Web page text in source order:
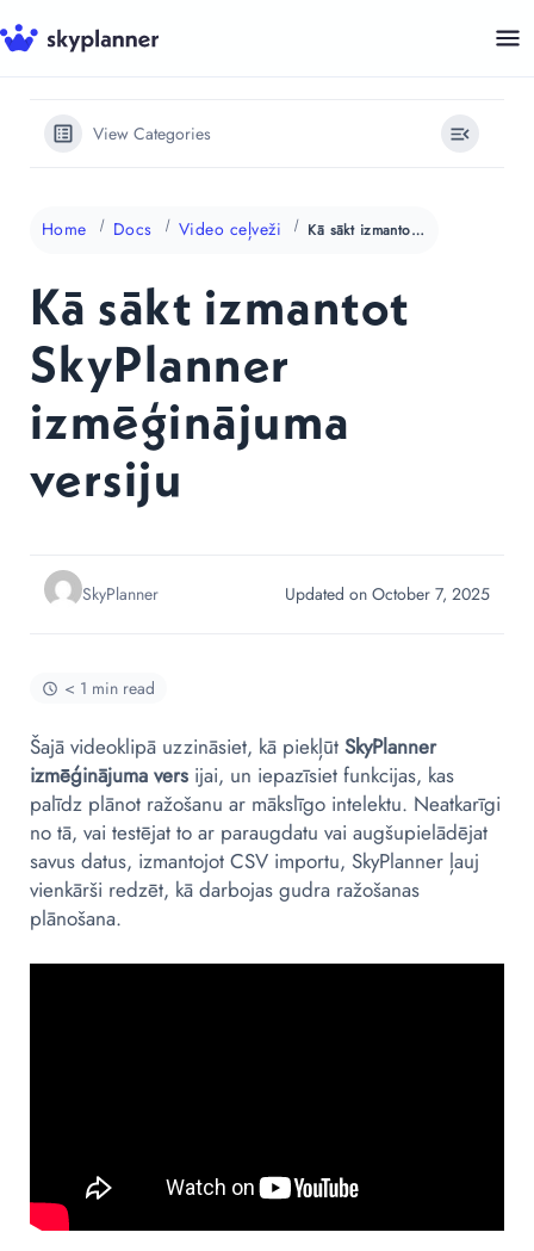
Skip
to
View Categories
Home Docs Video ceļveži Kā sākt izmantot SkyPlanner izmēģinājuma versiju
Kā sākt izmantot
SkyPlanner
izmēģinājuma
versiju
SkyPlanner Updated on October 7, 2025
< 1 min read
Šajā videoklipā uzzināsiet, kā piekļūt SkyPlanner
izmēģinājuma vers ijai, un iepazīsiet funkcijas, kas
palīdz plānot ražošanu ar mākslīgo intelektu. Neatkarīgi
no tā, vai testējat to ar paraugdatu vai augšupielādējat
savus datus, izmantojot CSV importu, SkyPlanner ļauj
vienkārši redzēt, kā darbojas gudra ražošanas
plānošana.